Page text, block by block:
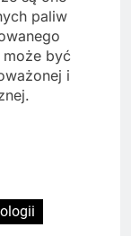
paliw
być
i